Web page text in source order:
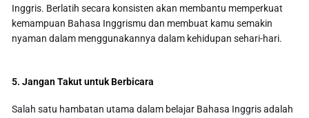
Inggris. Berlatih secara konsisten akan membantu memperkuat
kemampuan Bahasa Inggrismu dan membuat kamu semakin
nyaman dalam menggunakannya dalam kehidupan sehari-hari.
5. Jangan Takut untuk Berbicara
Salah satu hambatan utama dalam belajar Bahasa Inggris adalah